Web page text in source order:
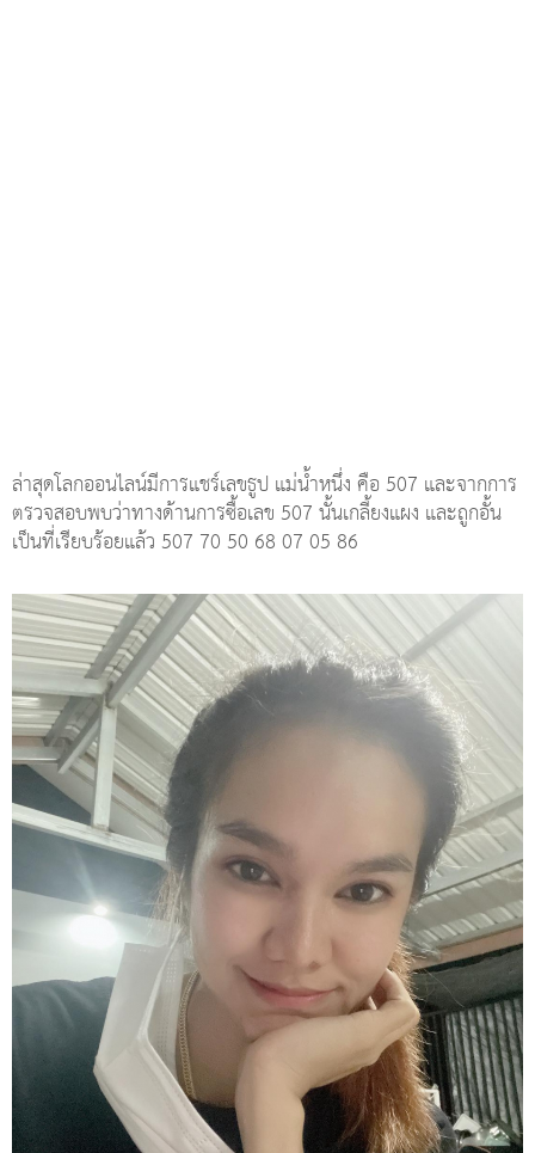
ล่าสุดโลกออนไลน์มีการแชร์เลขธูป แม่น้ำหนึ่ง คือ 507 และจากการ
ตรวจสอบพบว่าทางด้านการซื้อเลข 507 นั้นเกลี้ยงแผง และถูกอั้น
เป็นที่เรียบร้อยแล้ว 507 70 50 68 07 05 86